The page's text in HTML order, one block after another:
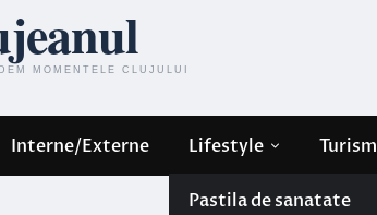
Interne/Externe Lifestyle
Pastila de sanatate
Turism